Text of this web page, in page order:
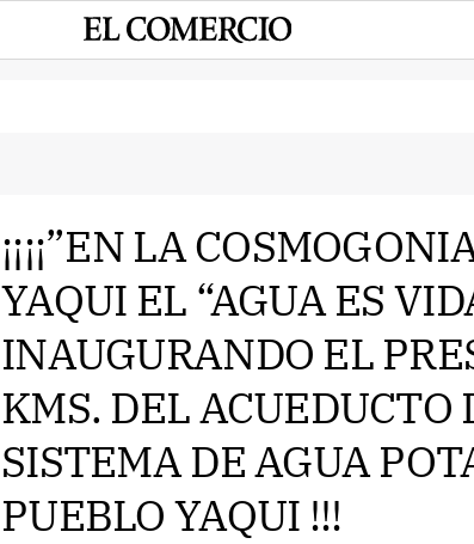
¡¡¡¡”EN LA
YAQUI EL “AGUA ES
INAUGURANDO EL
KMS. DEL ACUEDUCTO
SISTEMA DE AGUA
PUEBLO YAQUI !!!